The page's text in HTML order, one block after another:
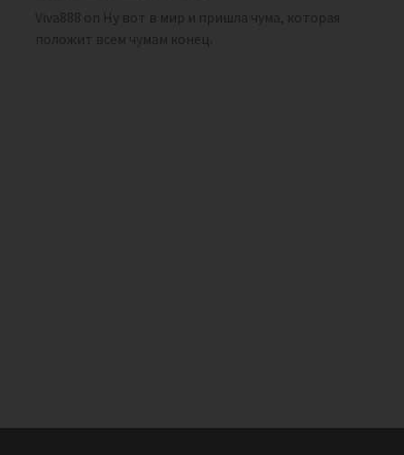
Viva888 on Ну вот в мир и пришла чума, которая
положит всем чумам конец.